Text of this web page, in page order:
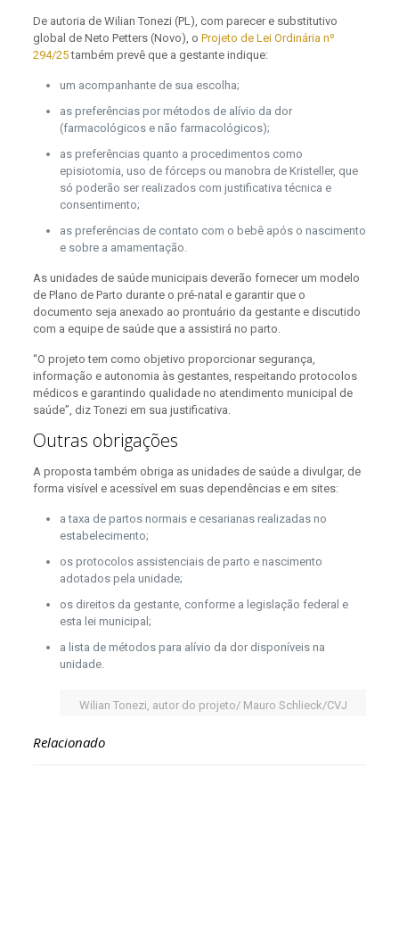
De autoria de Wilian Tonezi (PL), com parecer e substitutivo
global de Neto Petters (Novo), o Projeto de Lei Ordinária nº
294/25também prevê que a gestante indique:
um acompanhante de sua escolha;
as preferências por métodos de alívio da dor
(farmacológicos e não farmacológicos);
as preferências quanto a procedimentos como
episiotomia, uso de fórceps ou manobra de Kristeller, que
só poderão ser realizados com justificativa técnica e
consentimento;
as preferências de contato com o bebê após o nascimento
e sobre a amamentação.
As unidades de saúde municipais deverão fornecer um modelo
de Plano de Parto durante o pré-natal e garantir que o
documento seja anexado ao prontuário da gestante e discutido
com a equipe de saúde que a assistirá no parto.
“O projeto tem como objetivo proporcionar segurança,
informação e autonomia às gestantes, respeitando protocolos
médicos e garantindo qualidade no atendimento municipal de
saúde”, diz Tonezi em sua justificativa.
Outras obrigações
A proposta também obriga as unidades de saúde a divulgar, de
forma visível e acessível em suas dependências e em sites:
a taxa de partos normais e cesarianas realizadas no
estabelecimento;
os protocolos assistenciais de parto e nascimento
adotados pela unidade;
os direitos da gestante, conforme a legislação federal e
esta lei municipal;
a lista de métodos para alívio da dor disponíveis na
unidade.
Wilian Tonezi, autor do projeto/ Mauro Schlieck/CVJ
Relacionado